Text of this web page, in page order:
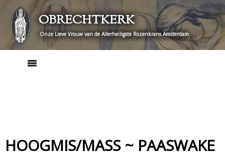
content
OBRECHTKERK
Onze Lieve Vrouw van de Allerheiligste Rozenkrans Amsterdam
HOOGMIS/MASS ~ PAASWAKE